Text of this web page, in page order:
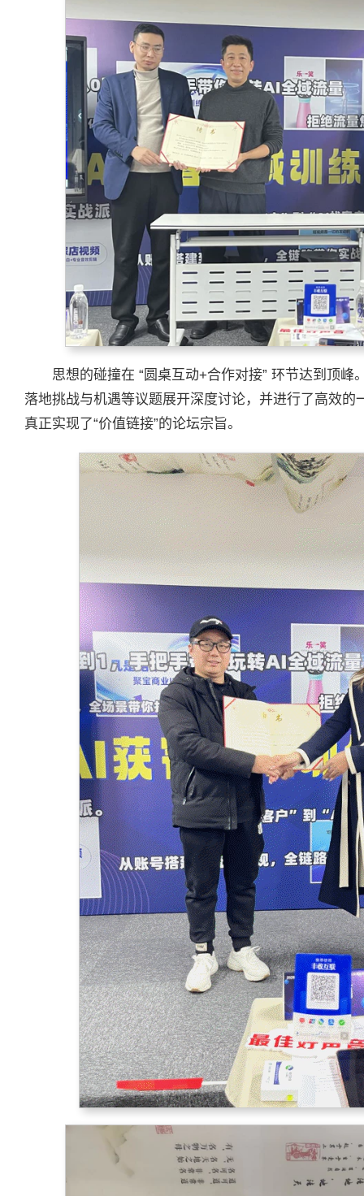
思想的碰撞在 “圆桌互动+合作对接” 环节达到顶
落地挑战与机遇等议题展开深度讨论，并进行了高效
真正实现了“价值链接”的论坛宗旨。